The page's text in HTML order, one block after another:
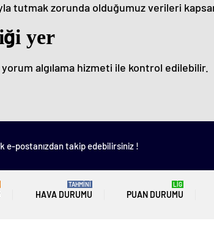
tutmak zorunda olduğumuz verileri
yer
algılama hizmeti ile kontrol edilebilir.
e-postanızdan takip edebilirsiniz !
HAVA DURUMU
TAHMİNİ
PUAN DURUMU
LİG